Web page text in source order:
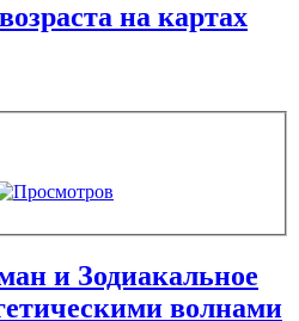
на картах
и Зодиакальное
волнами